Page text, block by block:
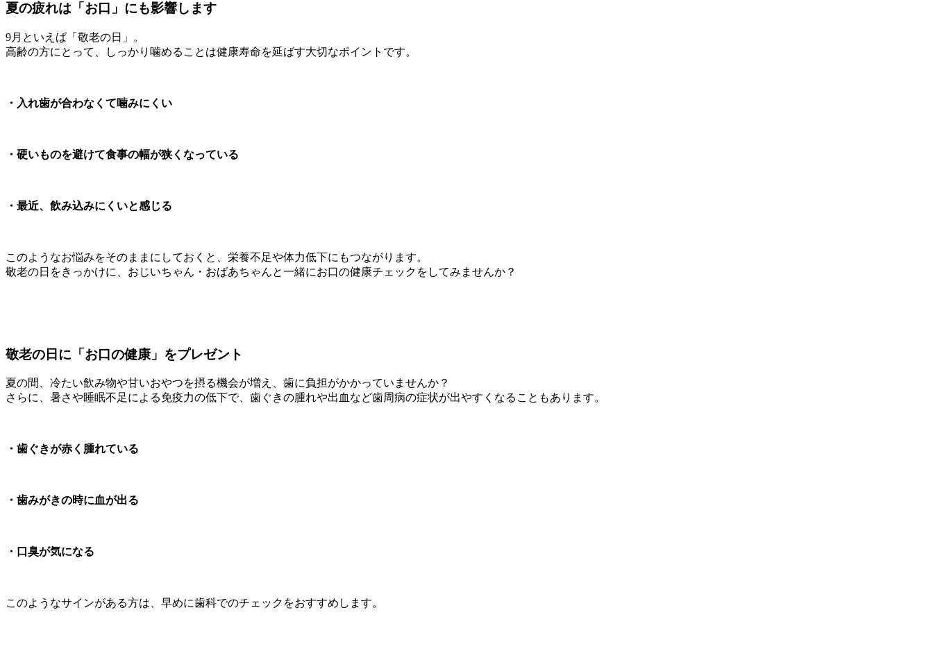
夏の疲れは「お口」にも影響します
9月といえば「敬老の日」。
高齢の方にとって、しっかり噛めることは健康寿命を延ばす大切なポイントです。
・ 入れ歯が合わなくて噛みにくい
・硬いものを避けて食事の幅が狭くなっている
・最近、飲み込みにくいと感じる
このようなお悩みをそのままにしておくと、栄養不足や体力低下にもつながります。
敬老の日をきっかけに、おじいちゃん・おばあちゃんと一緒にお口の健康チェックをしてみませんか？
敬老の日に「お口の健康」をプレゼント
夏の間、冷たい飲み物や甘いおやつを摂る機会が増え、歯に負担がかかっていませんか？
さらに、暑さや睡眠不足による免疫力の低下で、歯ぐきの腫れや出血など歯周病の症状が出やすくなることもあります。
・ 歯ぐきが赤く腫れている
・歯みがきの時に血が出る
・口臭が気になる
このようなサインがある方は、早めに歯科でのチェックをおすすめします。